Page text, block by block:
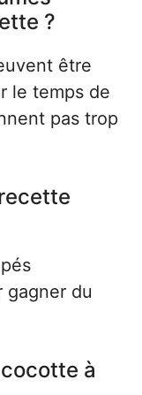
?
être
le temps de
pas trop
gagner du
à